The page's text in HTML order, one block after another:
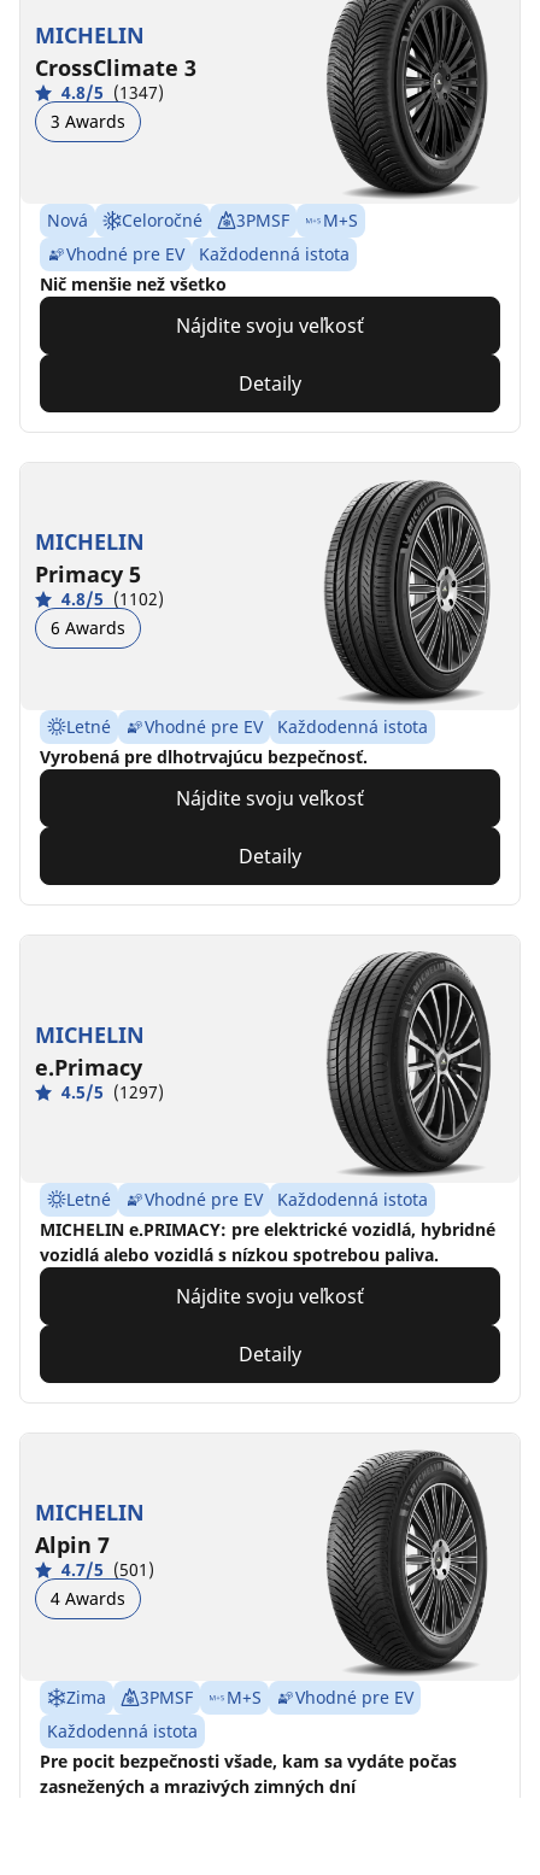
MICHELIN
CrossClimate 3
4.8/5 (1347)
3 Awards
Nová Celoročné 3PMSF
M+S
Vhodné pre EV
Každodenná istota
Nič menšie než všetko
Nájdite svoju veľkosť
Detaily
MICHELIN
Primacy 5
4.8/5 (1102)
6 Awards
Letné Vhodné pre EV
Každodenná istota
Vyrobená pre dlhotrvajúcu bezpečnosť.
Nájdite svoju veľkosť
Detaily
MICHELIN
e.Primacy
4.5/5 (1297)
Letné Vhodné pre EV
Každodenná istota
MICHELIN e.PRIMACY: pre elektrické vozidlá, hybridné
vozidlá alebo vozidlá s nízkou spotrebou paliva.
Nájdite svoju veľkosť
Detaily
MICHELIN
Alpin 7
4.7/5 (501)
4 Awards
Zima 3PMSF M+S
Vhodné pre EV
Každodenná istota
Pre pocit bezpečnosti všade, kam sa vydáte počas
zasnežených a mrazivých zimných dní